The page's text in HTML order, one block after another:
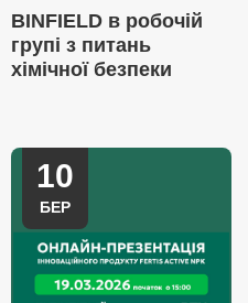
BINFIELD в робочій
групі з питань
хімічної безпеки
10
БЕР